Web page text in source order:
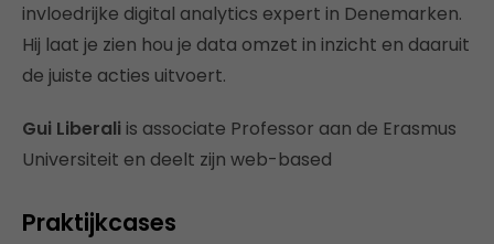
invloedrijke digital analytics expert in Denemarken.
Hij laat je zien hou je data omzet in inzicht en daaruit
de juiste acties uitvoert.
Gui Liberali is associate Professor aan de Erasmus
Universiteit en deelt zijn web-based
Praktijkcases